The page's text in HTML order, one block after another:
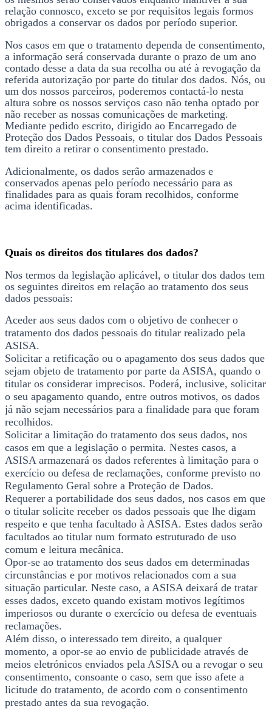
relação connosco, exceto se por requisitos legais formos
obrigados a conservar os dados por período superior.
Nos casos em que o tratamento dependa de consentimento,
a informação será conservada durante o prazo de um ano
contado desse a data da sua recolha ou até à revogação da
referida autorização por parte do titular dos dados. Nós, ou
um dos nossos parceiros, poderemos contactá-lo nesta
altura sobre os nossos serviços caso não tenha optado por
não receber as nossas comunicações de marketing.
Mediante pedido escrito, dirigido ao Encarregado de
Proteção dos Dados Pessoais, o titular dos Dados Pessoais
tem direito a retirar o consentimento prestado.
Adicionalmente, os dados serão armazenados e
conservados apenas pelo período necessário para as
finalidades para as quais foram recolhidos, conforme
acima identificadas.
Quais os direitos dos titulares dos dados?
Nos termos da legislação aplicável, o titular dos dados tem
os seguintes direitos em relação ao tratamento dos seus
dados pessoais:
Aceder aos seus dados com o objetivo de conhecer o
tratamento dos dados pessoais do titular realizado pela
ASISA.
Solicitar a retificação ou o apagamento dos seus dados que
sejam objeto de tratamento por parte da ASISA, quando o
titular os considerar imprecisos. Poderá, inclusive, solicitar
o seu apagamento quando, entre outros motivos, os dados
já não sejam necessários para a finalidade para que foram
recolhidos.
Solicitar a limitação do tratamento dos seus dados, nos
casos em que a legislação o permita. Nestes casos, a
ASISA armazenará os dados referentes à limitação para o
exercício ou defesa de reclamações, conforme previsto no
Regulamento Geral sobre a Proteção de Dados.
Requerer a portabilidade dos seus dados, nos casos em que
o titular solicite receber os dados pessoais que lhe digam
respeito e que tenha facultado à ASISA. Estes dados serão
facultados ao titular num formato estruturado de uso
comum e leitura mecânica.
Opor-se ao tratamento dos seus dados em determinadas
circunstâncias e por motivos relacionados com a sua
situação particular. Neste caso, a ASISA deixará de tratar
esses dados, exceto quando existam motivos legítimos
imperiosos ou durante o exercício ou defesa de eventuais
reclamações.
Além disso, o interessado tem direito, a qualquer
momento, a opor-se ao envio de publicidade através de
meios eletrónicos enviados pela ASISA ou a revogar o seu
consentimento, consoante o caso, sem que isso afete a
licitude do tratamento, de acordo com o consentimento
prestado antes da sua revogação.